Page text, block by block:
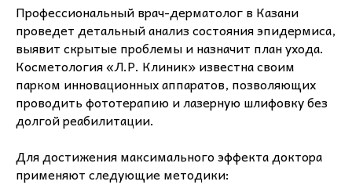
Профессиональный врач-дерматолог в Казани
проведет детальный анализ состояния эпидермиса,
выявит скрытые проблемы и назначит план ухода.
Косметология «Л.Р. Клиник» известна своим
парком инновационных аппаратов, позволяющих
проводить фототерапию и лазерную шлифовку без
долгой реабилитации.
Для достижения максимального эффекта доктора
применяют следующие методики: